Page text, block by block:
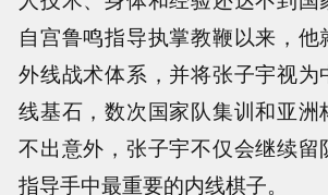
自宫鲁鸣指导执掌教鞭以来，
外线战术体系，并将张子宇视为
线基石，数次国家队集训和亚洲
不出意外，张子宇不仅会继续留
指导手中最重要的内线棋子。